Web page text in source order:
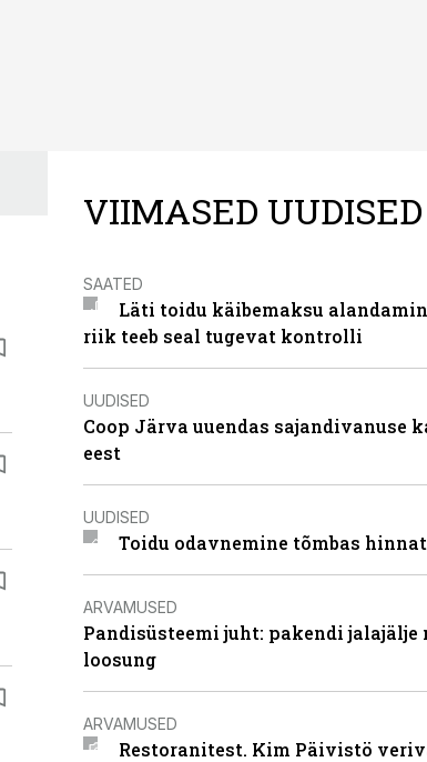
VIIMASED UUDISED
SAATED
Läti toidu käibemaksu
riik teeb seal tugevat kontrolli
UUDISED
Coop Järva uuendas sajandivanuse
eest
UUDISED
Toidu odavnemine tõmbas
ARVAMUSED
Pandisüsteemi juht: pakendi
loosung
ARVAMUSED
Restoranitest. Kim Päivistö